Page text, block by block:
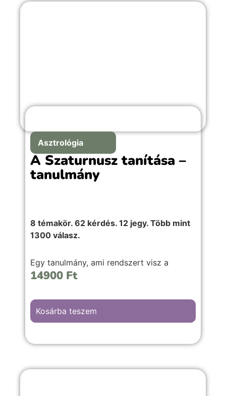
Asztrológia
A Szaturnusz tanítása –
tanulmány
8 témakör. 62 kérdés. 12 jegy. Több mint
1300 válasz.
Egy tanulmány, ami rendszert visz a
Szaturnusz mélyebb megértésébe – nem
munkához.
14900 Ft
Kosárba teszem